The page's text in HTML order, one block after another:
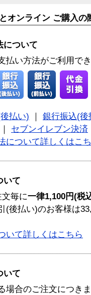
オンライン ご購入の
について
払い方法がご利用で
払い)
銀行振込(後
セブンイレブン決済
について詳しくはこ
いて
毎に一律1,100円(税
(後払い)のお客様は
いて詳しくはこちら
いて
場合のご注文につき